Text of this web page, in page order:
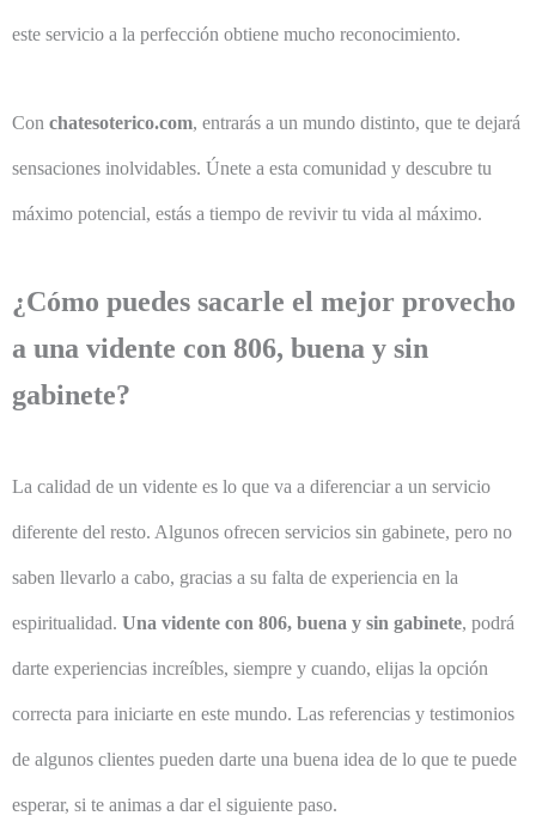
este servicio a la perfección obtiene mucho reconocimiento.
Con chatesoterico.com, entrarás a un mundo distinto, que te dejará
sensaciones inolvidables. Únete a esta comunidad y descubre tu
máximo potencial, estás a tiempo de revivir tu vida al máximo.
¿Cómo puedes sacarle el mejor provecho
a una vidente con 806, buena y sin
gabinete?
La calidad de un vidente es lo que va a diferenciar a un servicio
diferente del resto. Algunos ofrecen servicios sin gabinete, pero no
saben llevarlo a cabo, gracias a su falta de experiencia en la
espiritualidad. Una vidente con 806, buena y sin gabinete, podrá
darte experiencias increíbles, siempre y cuando, elijas la opción
correcta para iniciarte en este mundo. Las referencias y testimonios
de algunos clientes pueden darte una buena idea de lo que te puede
esperar, si te animas a dar el siguiente paso.